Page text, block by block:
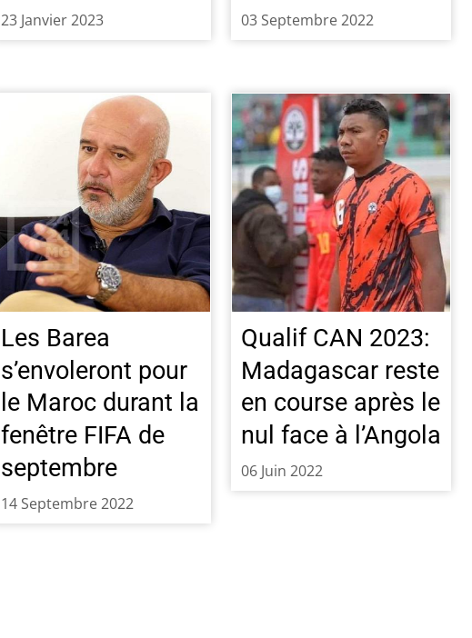
23 Janvier 2023 03 Septembre 2022
Les Barea
s’envoleront pour
le Maroc durant la
fenêtre FIFA de
septembre
14 Septembre 2022
Qualif CAN 2023:
Madagascar reste
en course après le
nul face à l’Angola
06 Juin 2022